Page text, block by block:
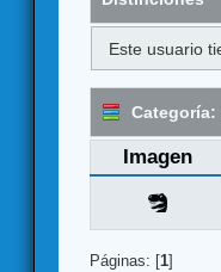
Este usuario
Categoría:
Imagen
Páginas: [1]